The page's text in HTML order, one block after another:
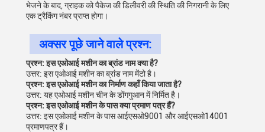
भेजने के बाद, ग्राहक को पैकेज की डिलीवरी की स्थिति की निगरानी के लिए
एक ट्रैकिंग नंबर प्राप्त होगा।
अक्सर पूछे जाने वाले प्रश्न:
प्रश्न: इस एओआई मशीन का ब्रांड नाम क्या है?
उत्तर: इस एओआई मशीन का ब्रांड नाम मेंटो है।
प्रश्न: इस एओआई मशीन का निर्माण कहाँ किया जाता है?
उत्तर: यह एओआई मशीन चीन के डोंगगुआन में निर्मित है।
प्रश्न: इस एओआई मशीन के पास क्या प्रमाण पत्र हैं?
उत्तर: इस एओआई मशीन के पास आईएसओ9001 और आईएसओ14001
प्रमाणपत्र हैं।